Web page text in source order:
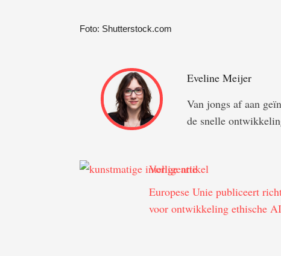
Foto: Shutterstock.com
Eveline Meijer
Van jongs af aan
de snelle
Vorige artikel
Europese Unie publiceert
voor ontwikkeling ethische AI